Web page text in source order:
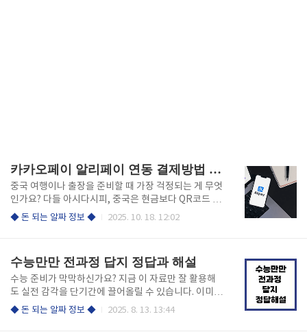
카카오페이 알리페이 연동 결제방법 수수료
중국 여행이나 출장을 준비할 때 가장 걱정되는 게 무엇
인가요? 다들 아시다시피, 중국은 현금보다 QR코드 결
제가 대세인 ‘무현금 사회’입니다. 하지만 복잡한 현지
반드시 알아야 할까? 중국의 대표 결제 수단인 알리페
이는 그 자체로 강력하지만, 현지 계좌가 없으면 사용이
제한적입니다. 반면 카카오페이는 국내 사용자에게 친
숙한 인터페이스에 알리페이 결제망을 연동해, 별도 설
치 없이 국내 계좌로 간편 결제가 가능케 했죠. 즉, 중국
◆ 돈 되는 알짜 정보 ◆ 2025. 10. 18. 12:02
수능만만 전과정 답지 정답과 해설
수능 준비가 막막하신가요? 지금 이 자료만 잘 활용해
도 실전 감각을 단기간에 끌어올릴 수 있습니다. 이미
많은 수험생들이 ‘수능만만 시리즈’로 점수를 올린 비
◆ 돈 되는 알짜 정보 ◆ 2025. 8. 13. 13:44